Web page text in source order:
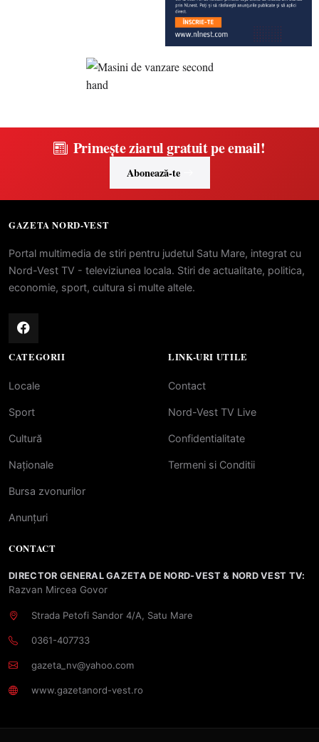
Primește ziarul gratuit pe email!
Abonează-te
GAZETA NORD-VEST
Portal multimedia de stiri pentru judetul Satu Mare, integrat cu
Nord-Vest TV - televiziunea locala. Stiri de actualitate, politica,
economie, sport, cultura si multe altele.
CATEGORII
Locale
Sport
Cultură
Naționale
Bursa zvonurilor
Anunțuri
LINK-URI UTILE
Contact
Nord-Vest TV Live
Confidentialitate
Termeni si Conditii
CONTACT
DIRECTOR GENERAL GAZETA DE NORD-VEST & NORD VEST TV:
Razvan Mircea Govor
Strada Petofi Sandor 4/A, Satu Mare
0361-407733
gazeta_nv@yahoo.com
www.gazetanord-vest.ro